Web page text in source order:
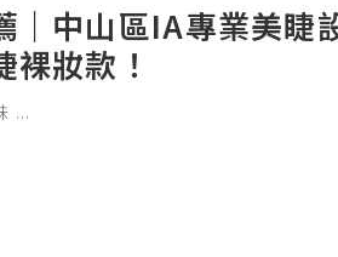
｜中山區IA專業美睫
裸妝款！
...